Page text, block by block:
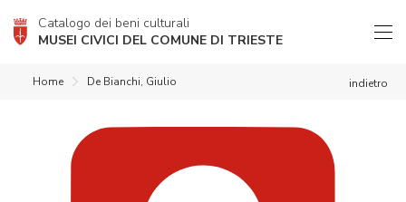
Catalogo dei beni culturali
MUSEI CIVICI DEL COMUNE DI TRIESTE
indietro
Home De Bianchi, Giulio